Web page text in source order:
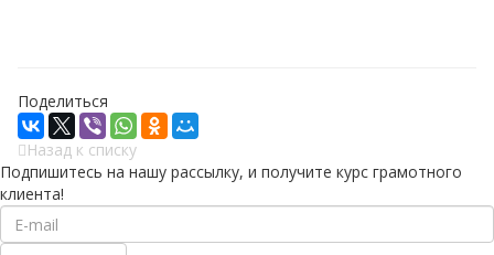
Поделиться
Назад к списку
Подпишитесь на нашу рассылку, и получите курс грамотного
клиента!